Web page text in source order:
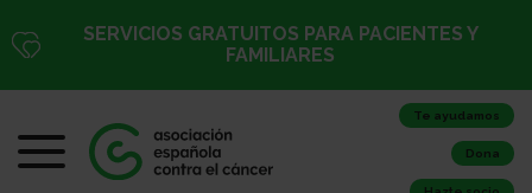
SERVICIOS GRATUITOS PARA PACIENTES Y
FAMILIARES
Te ayudamos
Dona